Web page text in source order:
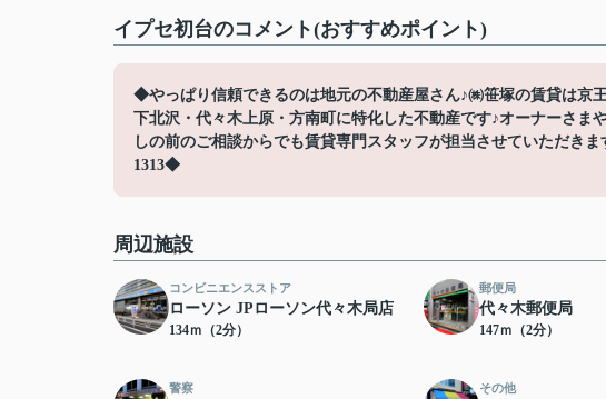
イプセ初台のコメント(おすすめポイント)
◆やっぱり信頼できるのは地元の不動産屋さん♪㈱笹塚の賃貸は京
下北沢・代々木上原・方南町に特化した不動産です♪オーナーさま
しの前のご相談からでも賃貸専門スタッフが担当させていただき
1313◆
周辺施設
コンビニエンスストア
ローソン JPローソン代々木局店
134ｍ（2分）
郵便局
代々木郵便局
147ｍ（2分）
警察 その他